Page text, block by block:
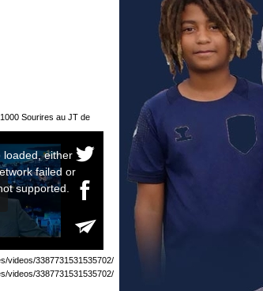
Sourires au JT de
videos/3387731531535702/
videos/3387731531535702/